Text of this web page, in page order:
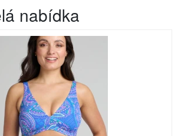
nabídka